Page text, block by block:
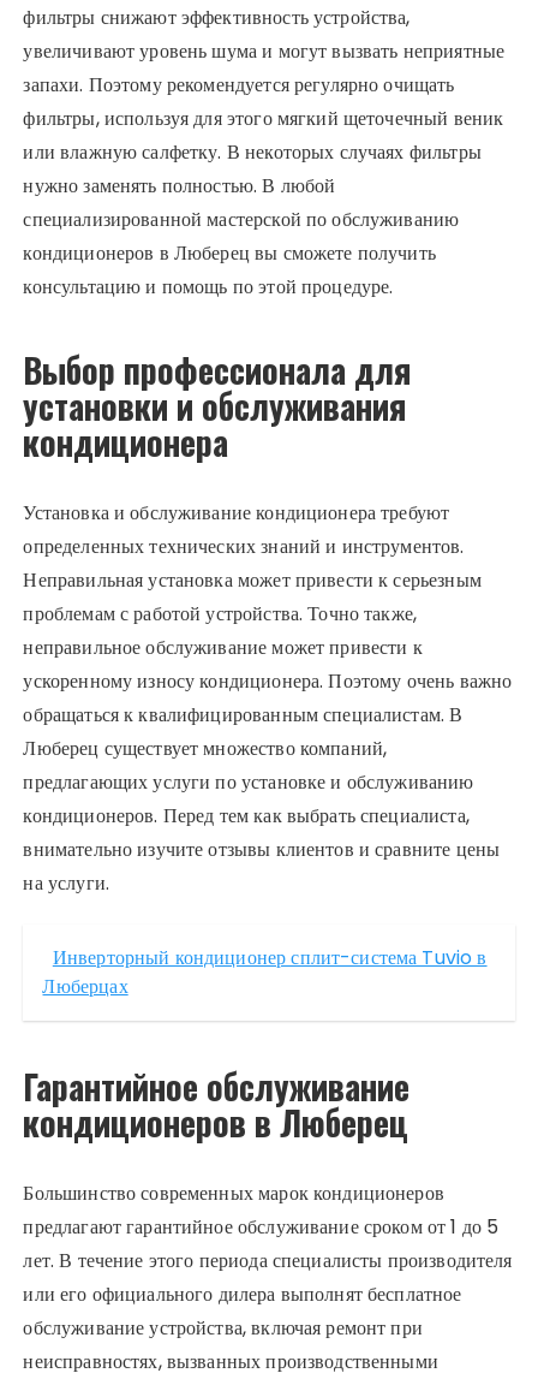
фильтры снижают эффективность устройства,
увеличивают уровень шума и могут вызвать неприятные
запахи. Поэтому рекомендуется регулярно очищать
фильтры, используя для этого мягкий щеточечный веник
или влажную салфетку. В некоторых случаях фильтры
нужно заменять полностью. В любой
специализированной мастерской по обслуживанию
кондиционеров в Люберец вы сможете получить
консультацию и помощь по этой процедуре.
Выбор профессионала для
установки и обслуживания
кондиционера
Установка и обслуживание кондиционера требуют
определенных технических знаний и инструментов.
Неправильная установка может привести к серьезным
проблемам с работой устройства. Точно также,
неправильное обслуживание может привести к
ускоренному износу кондиционера. Поэтому очень важно
обращаться к квалифицированным специалистам. В
Люберец существует множество компаний,
предлагающих услуги по установке и обслуживанию
кондиционеров. Перед тем как выбрать специалиста,
внимательно изучите отзывы клиентов и сравните цены
на услуги.
Инверторный кондиционер сплит-система Tuvio в
Люберцах
Гарантийное обслуживание
кондиционеров в Люберец
Большинство современных марок кондиционеров
предлагают гарантийное обслуживание сроком от 1 до 5
лет. В течение этого периода специалисты производителя
или его официального дилера выполнят бесплатное
обслуживание устройства, включая ремонт при
неисправностях, вызванных производственными